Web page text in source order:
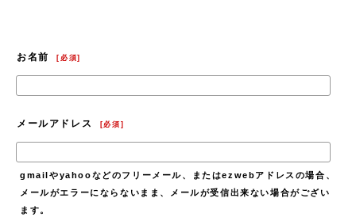
お名前 [必須]
メールアドレス [必須 ]
gmailやyahooなどのフリーメール、またはezwebアドレスの場合、
メールがエラーにならないまま、メールが受信出来ない場合がござい
ます。